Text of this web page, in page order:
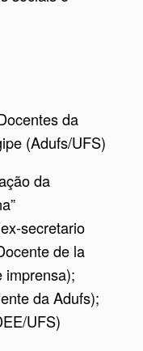
da
(Adufs/UFS)
da
secretario
de la
imprensa);
da Adufs);
UFS)